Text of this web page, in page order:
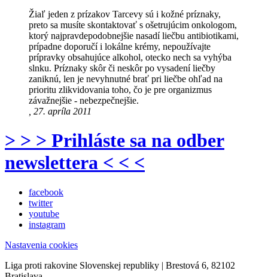
Žiaľ jeden z prízakov Tarcevy sú i kožné príznaky,
preto sa musíte skontaktovať s ošetrujúcim onkologom,
ktorý najpravdepodobnejšie nasadí liečbu antibiotikami,
prípadne doporučí i lokálne krémy, nepoužívajte
prípravky obsahujúce alkohol, otecko nech sa vyhýba
slnku. Príznaky skôr či neskôr po vysadení liečby
zaniknú, len je nevyhnutné brať pri liečbe ohľad na
prioritu zlikvidovania toho, čo je pre organizmus
závažnejšie - nebezpečnejšie.
, 27. apríla 2011
> > > Prihláste sa na odber
newslettera < < <
facebook
twitter
youtube
instagram
Nastavenia cookies
Liga proti rakovine Slovenskej republiky | Brestová 6, 82102